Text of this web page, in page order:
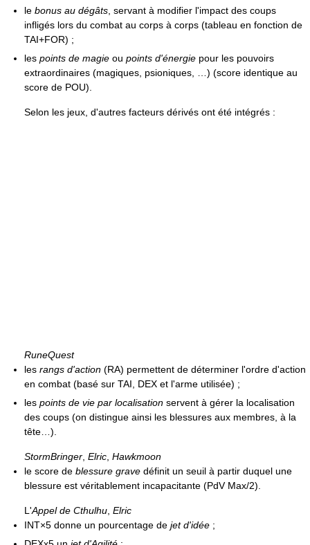
le bonus au dégâts , servant à modifier l'impact des coups
infligés lors du combat au corps à corps (tableau en fonction de
TAI+FOR) ;
les points de magie ou points d'énergie pour les pouvoirs
extraordinaires (magiques, psioniques, …) (score identique au
score de POU).
Selon les jeux, d'autres facteurs dérivés ont été intégrés :
RuneQuest
les rangs d'action (RA) permettent de déterminer l'ordre d'action
en combat (basé sur TAI, DEX et l'arme utilisée) ;
les points de vie par localisation servent à gérer la localisation
des coups (on distingue ainsi les blessures aux membres, à la
tête…).
StormBringer Elric Hawkmoon
le score de blessure grave définit un seuil à partir duquel une
blessure est véritablement incapacitante (PdV Max/2).
L'Appel de Cthulhu Elric
INT×5 donne un pourcentage de jet d'idée ;